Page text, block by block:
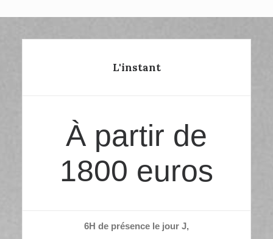
L'instant
À partir de
1800 euros
6H de présence le jour J,